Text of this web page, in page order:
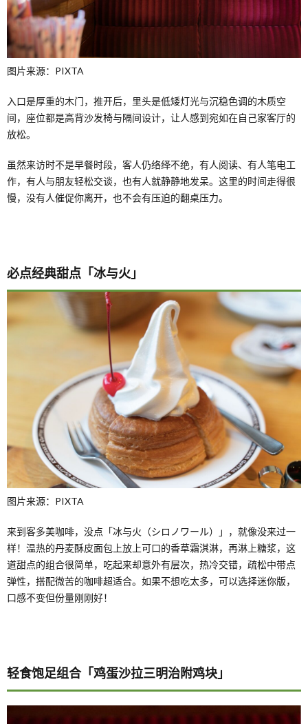
图片来源：PIXTA
入口是厚重的木门，推开后，里头是低矮灯光与沉稳色调的木质空
间，座位都是高背沙发椅与隔间设计，让人感到宛如在自己家客厅的
放松。
虽然来访时不是早餐时段，客人仍络绎不绝，有人阅读、有人笔电工
作，有人与朋友轻松交谈，也有人就静静地发呆。这里的时间走得很
慢，没有人催促你离开，也不会有压迫的翻桌压力。
必点经典甜点「冰与火」
图片来源：PIXTA
来到客多美咖啡，没点「冰与火（シロノワール）」，就像没来过一
样！温热的丹麦酥皮面包上放上可口的香草霜淇淋，再淋上糖浆，这
道甜点的组合很简单，吃起来却意外有层次，热冷交错，疏松中带点
弹性，搭配微苦的咖啡超适合。如果不想吃太多，可以选择迷你版，
口感不变但份量刚刚好！
轻食饱足组合「鸡蛋沙拉三明治附鸡块」